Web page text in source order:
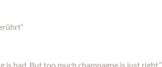
is bad. But too much champagne is just right.“